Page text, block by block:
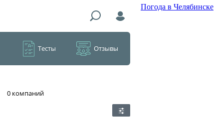
Погода в Челябинске
Тесты Отзывы
​0 компаний